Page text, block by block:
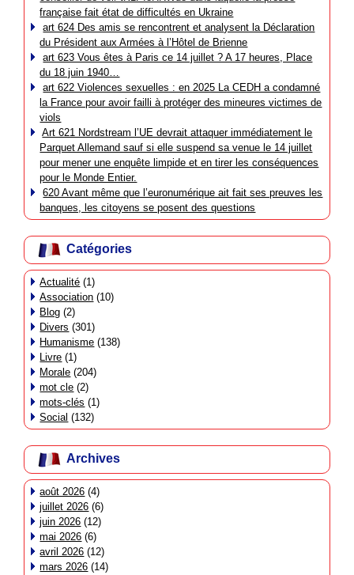
française fait état de difficultés en Ukraine
art 624 Des amis se rencontrent et analysent la Déclaration
du Président aux Armées à l’Hôtel de Brienne
art 623 Vous êtes à Paris ce 14 juillet ? A 17 heures, Place
du 18 juin 1940…
art 622 Violences sexuelles : en 2025 La CEDH a condamné
la France pour avoir failli à protéger des mineures victimes de
viols
Art 621 Nordstream l’UE devrait attaquer immédiatement le
Parquet Allemand sauf si elle suspend sa venue le 14 juillet
pour mener une enquête limpide et en tirer les conséquences
pour le Monde Entier.
620 Avant même que l’euronumérique ait fait ses preuves les
banques, les citoyens se posent des questions
Catégories
Actualité (1)
Association (10)
Blog (2)
Divers (301)
Humanisme (138)
Livre (1)
Morale (204)
mot cle (2)
mots-clés (1)
Social (132)
Archives
août 2026 (4)
juillet 2026 (6)
juin 2026 (12)
mai 2026 (6)
avril 2026 (12)
mars 2026 (14)